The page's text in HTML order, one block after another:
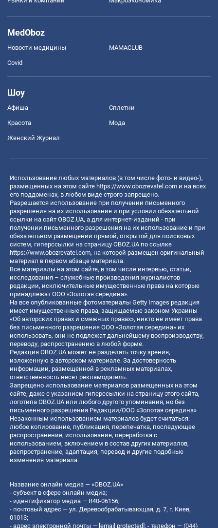
MedOboz
Новости медицины MAMACLUB
Covid
Шоу
Афиша Сплетни
Красота Мода
Женский Журнал
Использование любых материалов (в том числе фото- и видео-),
размещенных на этом сайте https://www.obozrevatel.com и на всех
его поддоменах, в любом виде строго запрещено.
Разрешается использование при получении письменного
разрешения на их использование и при условии обязательной
ссылки на сайт OBOZ.UA, а для интернет-изданий - при
получении письменного разрешения на их использование и при
обязательном размещении прямой, открытой для поисковых
систем, гиперссылки на страницу OBOZ.UA по ссылке
https://www.obozrevatel.com, на которой размещен оригинальный
материал в первом абзаце материала.
Все материалы на этом сайте, в том числе интервью, статьи,
исследования – служебные произведения журналистов
редакции, исключительные имущественные права на которые
принадлежат ООО «Золотая середина».
На все опубликованные фотоматериалы Getty Images редакция
имеет имущественные права, защищаемые законом Украины
«Об авторских правах и смежных правах», никто не имеет права
без письменного разрешения ООО «Золотая середина» их
использовать, они не подлежат дальнейшему воспроизводству,
переводу, распространению в любой форме.
Редакция OBOZ.UA может не разделять точку зрения,
изложенную в авторском материале. За достоверность
информации, размещенной в рекламных материалах,
ответственность несет рекламодатель.
Запрещено использование материалов размещенных на этом
сайте, даже с указанием гиперссылки на страницу этого сайта,
логотипа OBOZ.UA или любого другого упоминания, но без
письменного разрешения Редакции/ООО «Золотая середина»
Незаконным использованием материалов будет считаться:
любое копирование, публикация, перепечатка, последующее
распространение, использование, переработка с
использованием, включением в состав других материалов,
распространение, адаптация, перевод и другие подобные
изменения материала.
Название онлайн медиа — «OBOZ.UA»
- субъект в сфере онлайн медиа;
- идентификатор медиа — R40-06156;
- почтовый адрес — ул. Деревообрабатывающая, д. 7, г. Киев,
01013;
- адрес электронной почты — [email protected] ; - телефон — (044)